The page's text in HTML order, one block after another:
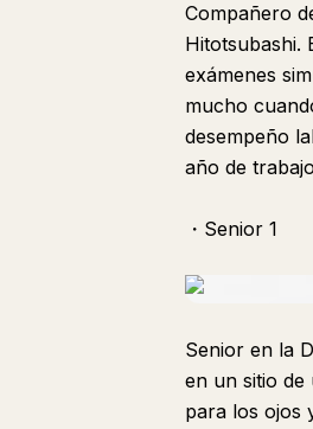
Compañero
Hitotsubashi.
exámenes
mucho
desempeño
año de
・Senior 1
Senior en la
en un sitio
para los ojos